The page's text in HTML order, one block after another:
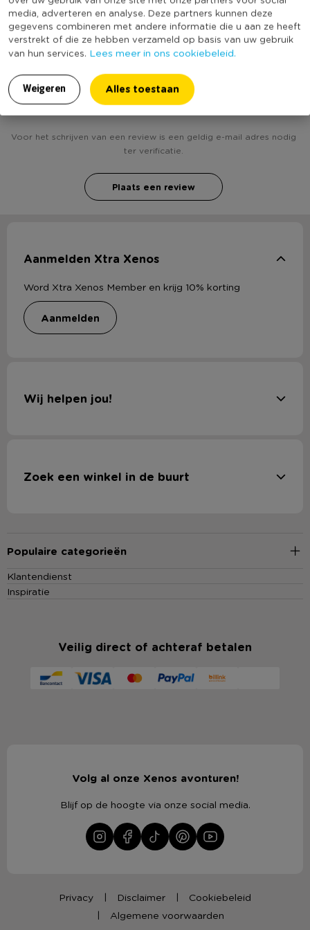
media, adverteren en analyse. Deze partners kunnen deze
gegevens combineren met andere informatie die u aan ze heeft
verstrekt of die ze hebben verzameld op basis van uw gebruik
van hun services. Lees meer in ons cookiebeleid.
Weigeren Alles toestaan
Duurzaamheidsscore
bekend
Heb jij Lichtslinger cottonball guirlande - multikleur -
10 lampjes? Schrijf een review!
Voor het schrijven van een review is een geldig e-mail adres nodig
ter verificatie.
Plaats een review
Aanmelden Xtra Xenos
Word Xtra Xenos Member en krijg 10% korting
aanmelden
Wij helpen jou!
Zoek een winkel in de buurt
Populaire categorieën
Klantendienst
Inspiratie
Veilig direct of achteraf betalen
Volg al onze Xenos avonturen!
Blijf op de hoogte via onze social media.
Privacy Disclaimer
Cookiebeleid
Algemene voorwaarden